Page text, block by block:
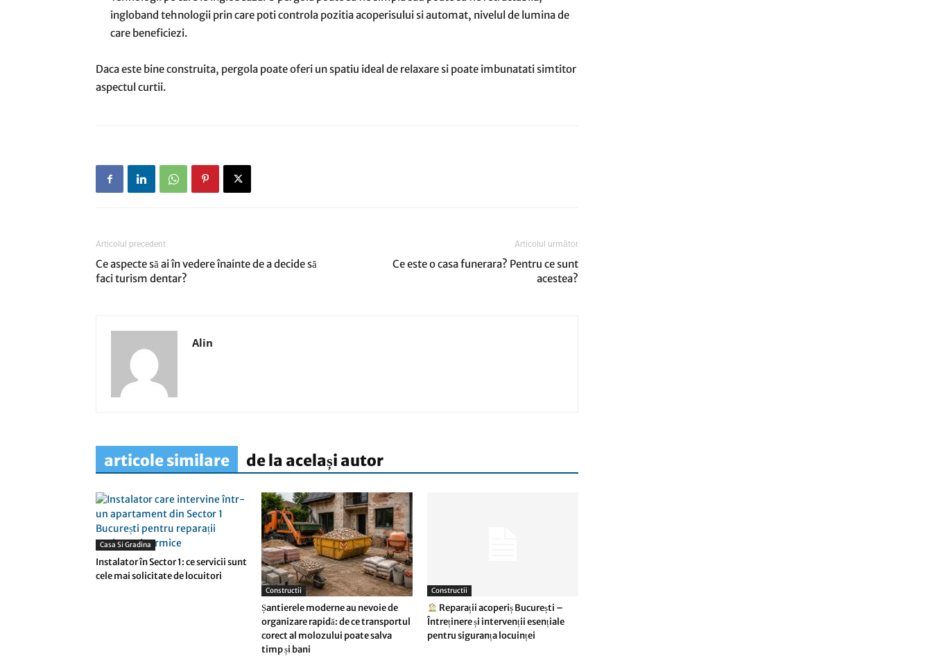
ingloband tehnologii prin care poti controla pozitia acoperisului si automat, nivelul de lumina de
care beneficiezi.
Daca este bine construita, pergola poate oferi un spatiu ideal de relaxare si poate imbunatati simtitor
aspectul curtii.
Articolul precedent
Ce aspecte să ai în vedere înainte de a decide să
faci turism dentar?
Articolul următor
Ce este o casa funerara? Pentru ce sunt
acestea?
Alin
articole similare de la același autor
Casa Si Gradina
Instalator în Sector 1: ce servicii sunt
cele mai solicitate de locuitori
Constructii
Șantierele moderne au nevoie de
organizare rapidă: de ce transportul
corect al molozului poate salva
timp și bani
Constructii
Reparații acoperiș București –
Întreținere și intervenții esențiale
pentru siguranța locuinței